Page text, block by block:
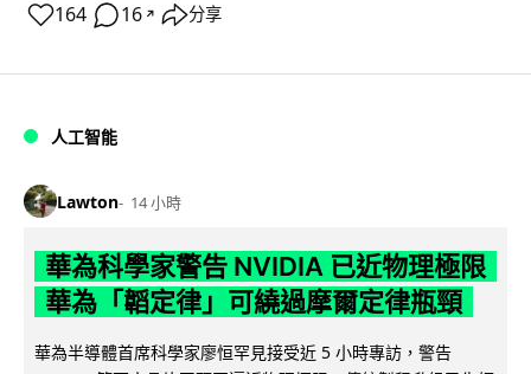
164 16 ↗ 分享
人工智能
Lawton 14 小時
華為科學家警告 NVIDIA 已近物理極限
華為「韜定律」可繞過摩爾定律瓶頸
華為半導體首席科學家廖恒罕見接受近 5 小時專訪，警告